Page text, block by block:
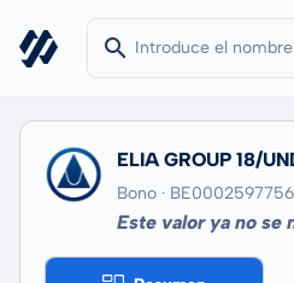
ELIA GROUP 18/
Bono · BE0002597756
Este valor ya no se